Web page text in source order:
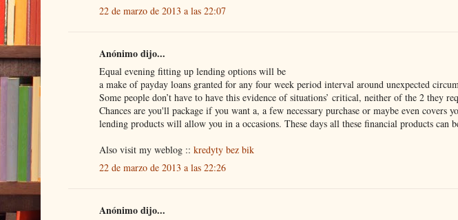
22 de marzo de 2013 a las 22:07
Anónimo dijo...
Equal evening fitting up lending options will be
a make of payday loans granted for any four week period interval around unexpected
Some people don’t have to have this evidence of situations’ critical, neither of the 2 they
Chances are you'll package if you want a, a few necessary purchase or maybe even covers
lending products will allow you in a occasions. These days all these financial products can
Also visit my weblog :: kredyty bez bik
22 de marzo de 2013 a las 22:26
Anónimo dijo...